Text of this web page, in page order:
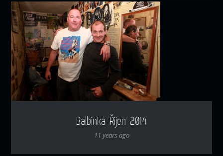
Balbínka Říjen 2014
11 years ago